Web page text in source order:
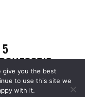
give you the best
to use this site we
with it.